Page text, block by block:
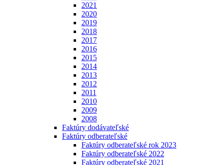
2021
2020
2019
2018
2017
2016
2015
2014
2013
2012
2011
2010
2009
2008
Faktúry dodávateľské
Faktúry odberateľské
Faktúry odberateľské rok 2023
Faktúry odberateľské 2022
Faktúry odberateľské 2021